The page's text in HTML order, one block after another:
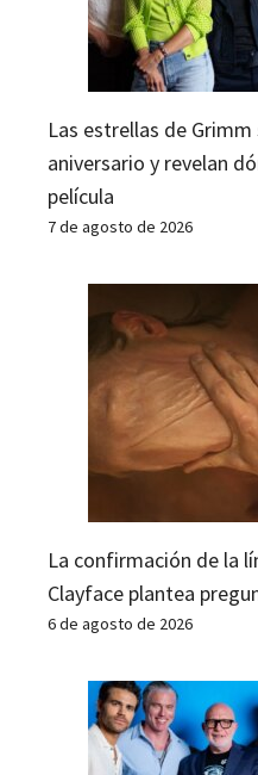
Las estrellas de Grimm
aniversario y revelan
película
7 de agosto de 2026
La confirmación de la
Clayface plantea
6 de agosto de 2026